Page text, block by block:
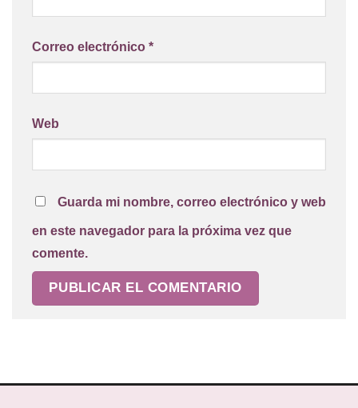
Correo electrónico *
Web
Guarda mi nombre, correo electrónico y web
en este navegador para la próxima vez que
comente.